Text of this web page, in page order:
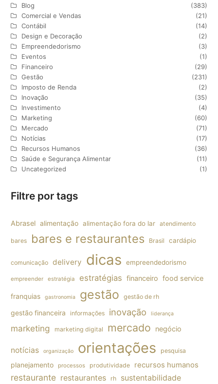
Blog
(383)
Comercial e Vendas
(21)
Contábil
(14)
Design e Decoração
(2)
Empreendedorismo
(3)
Eventos
(1)
Financeiro
(29)
Gestão
(231)
Imposto de Renda
(2)
Inovação
(35)
Investimento
(4)
Marketing
(60)
Mercado
(71)
Notícias
(17)
Recursos Humanos
(36)
Saúde e Segurança Alimentar
(11)
Uncategorized
(1)
Filtre por tags
Abrasel alimentação alimentação fora do lar atendimento
bares bares e restaurantes Brasil cardápio
comunicação delivery dicas empreendedorismo
empreender estratégia estratégias financeiro food service
franquias gastronomia gestão gestão de rh
gestão financeira informações inovação liderança
marketing marketing digital mercado negócio
notícias organização orientações pesquisa
planejamento processos produtividade recursos humanos
restaurante restaurantes rh sustentabilidade